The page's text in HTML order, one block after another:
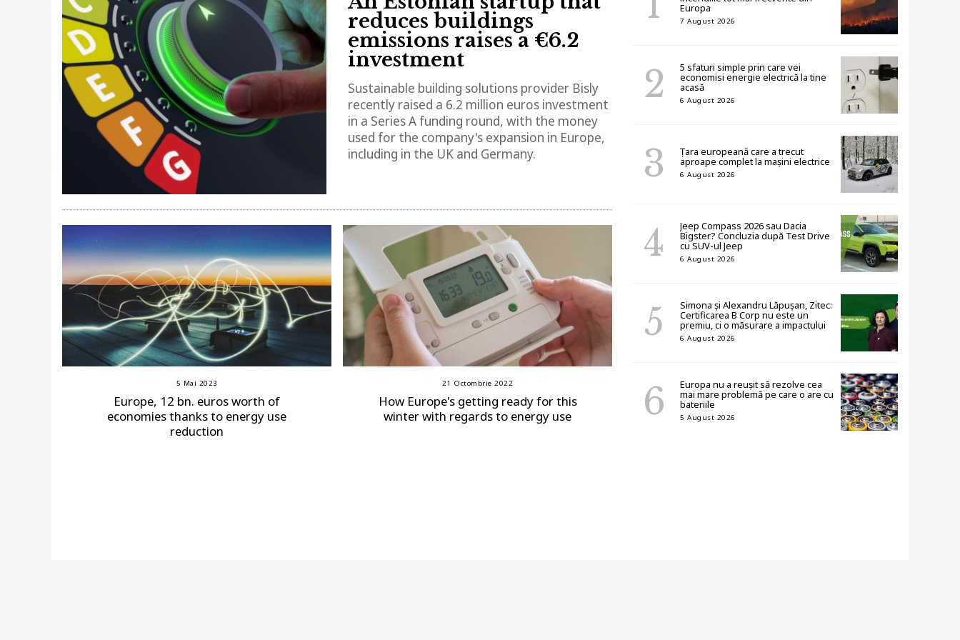
reduces buildings
emissions raises a €6.2
investment
Sustainable building solutions provider Bisly
recently raised a 6.2 million euros investment
in a Series A funding round, with the money
used for the company's expansion in Europe,
including in the UK and Germany.
5 Mai 2023
Europe, 12 bn. euros worth of
economies thanks to energy use
reduction
21 Octombrie 2022
How Europe's getting ready for this
winter with regards to energy use
Europa
7 August 2026
5 sfaturi simple prin care vei
economisi energie electrică la tine
acasă
6 August 2026
Țara europeană care a trecut
aproape complet la mașini electrice
6 August 2026
Jeep Compass 2026 sau Dacia
Bigster? Concluzia după Test Drive
cu SUV-ul Jeep
6 August 2026
Simona și Alexandru Lăpușan, Zitec:
Certificarea B Corp nu este un
premiu, ci o măsurare a impactului
6 August 2026
Europa nu a reușit să rezolve cea
mai mare problemă pe care o are cu
bateriile
5 August 2026